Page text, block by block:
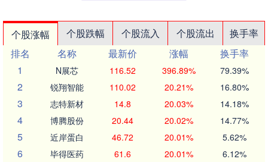
个股涨幅 个股跌幅 个股流入 个股流出
换手率
排名
名称 最新价 涨幅
换手率
1
N展芯 116.52 396.89% 79.39%
2 锐翔智能 110.02 20.21% 16.80%
3 志特新材 14.8 20.03% 14.18%
4 博腾股份 20.44 20.02% 14.77%
5 近岸蛋白 46.72 20.01% 5.62%
6 毕得医药 61.6 20.01% 6.12%